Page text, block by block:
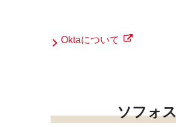
Oktaについて
ソフォ